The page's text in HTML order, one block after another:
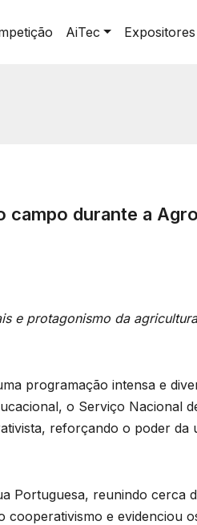
AiTec Expositores
campo durante a
e protagonismo da
programação intensa e
o Serviço Nacional
reforçando o poder da
Portuguesa, reunindo cerca
e evidenciou